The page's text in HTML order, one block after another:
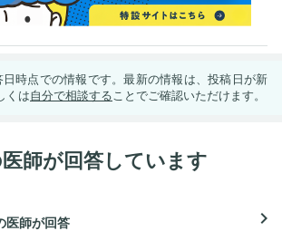
時点での情報です。最新の情報は、投稿日が新
くは自分で相談することでご確認いただけます。
師が回答しています
医師が回答 navigate_next